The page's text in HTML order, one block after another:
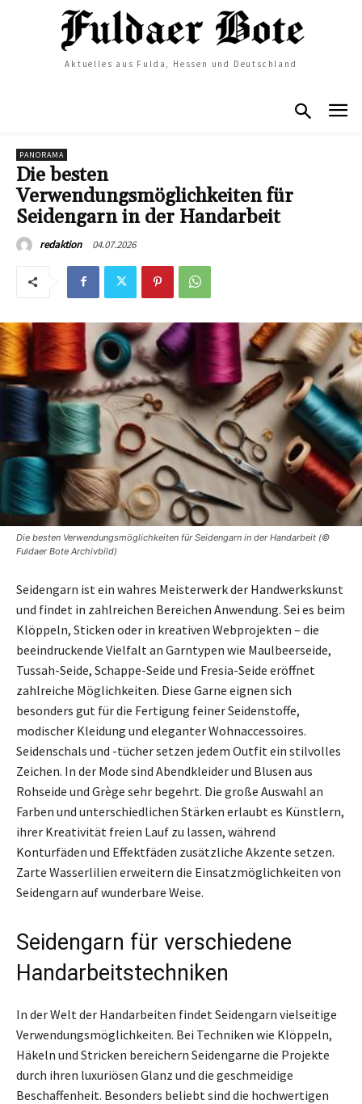
Aktuelles aus Fulda, Hessen und Deutschland
PANORAMA
Die besten
Verwendungsmöglichkeiten für
Seidengarn in der Handarbeit
redaktion 04.07.2026
Die besten Verwendungsmöglichkeiten für Seidengarn in der Handarbeit (©
Fuldaer Bote Archivbild)
Seidengarn ist ein wahres Meisterwerk der Handwerkskunst
und findet in zahlreichen Bereichen Anwendung. Sei es beim
Klöppeln, Sticken oder in kreativen Webprojekten – die
beeindruckende Vielfalt an Garntypen wie Maulbeerseide,
Tussah-Seide, Schappe-Seide und Fresia-Seide eröffnet
zahlreiche Möglichkeiten. Diese Garne eignen sich
besonders gut für die Fertigung feiner Seidenstoffe,
modischer Kleidung und eleganter Wohnaccessoires.
Seidenschals und -tücher setzen jedem Outfit ein stilvolles
Zeichen. In der Mode sind Abendkleider und Blusen aus
Rohseide und Grège sehr begehrt. Die große Auswahl an
Farben und unterschiedlichen Stärken erlaubt es Künstlern,
ihrer Kreativität freien Lauf zu lassen, während
Konturfäden und Effektfäden zusätzliche Akzente setzen.
Zarte Wasserlilien erweitern die Einsatzmöglichkeiten von
Seidengarn auf wunderbare Weise.
Seidengarn für verschiedene
Handarbeitstechniken
In der Welt der Handarbeiten findet Seidengarn vielseitige
Verwendungsmöglichkeiten. Bei Techniken wie Klöppeln,
Häkeln und Stricken bereichern Seidengarne die Projekte
durch ihren luxuriösen Glanz und die geschmeidige
Beschaffenheit. Besonders beliebt sind die hochwertigen